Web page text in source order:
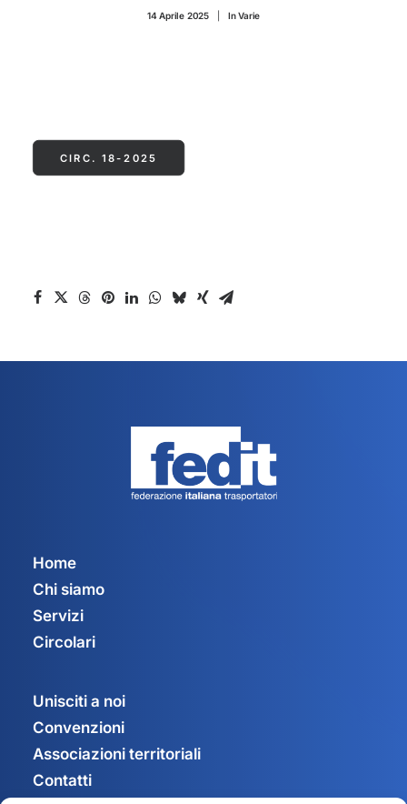
14 Aprile 2025 InVarie
CIRC. 18-2025
Home
Chi siamo
Servizi
Circolari
Unisciti a noi
Convenzioni
Associazioni territoriali
Contatti